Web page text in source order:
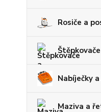
Rosiče a
Nabíječky
Maziva a